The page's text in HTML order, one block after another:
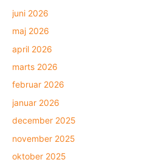
juni 2026
maj 2026
april 2026
marts 2026
februar 2026
januar 2026
december 2025
november 2025
oktober 2025